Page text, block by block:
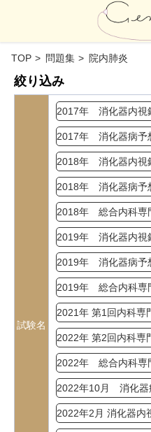
TOP 問題集 院内肺炎
絞り込み
試験名
2017年 消化器内視
2017年 消化器病予
2018年 消化器内視
2018年 消化器病予
2018年 総合内科専
2019年 消化器内視
2019年 消化器病予
2019年 総合内科専
2021年 第1回内科専
2022年 第2回内科専
2022年 総合内科専
2022年10月 消化器
2022年2月 消化器内